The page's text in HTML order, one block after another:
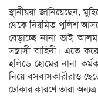
স্থানীয়রা জানিয়েছেন,
থেকে নিয়মিত পুলিশ
বেড়াচ্ছে নানা ভাই
সন্ত্রাসী বাহিনী। এতে
হলিডে হোমের নানা
নিয়ে বসবাসকারীরাও
ঢোকার কারণে তারা